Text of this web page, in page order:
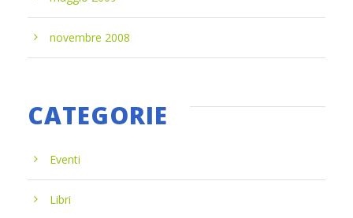
novembre 2008
CATEGORIE
Eventi
Libri